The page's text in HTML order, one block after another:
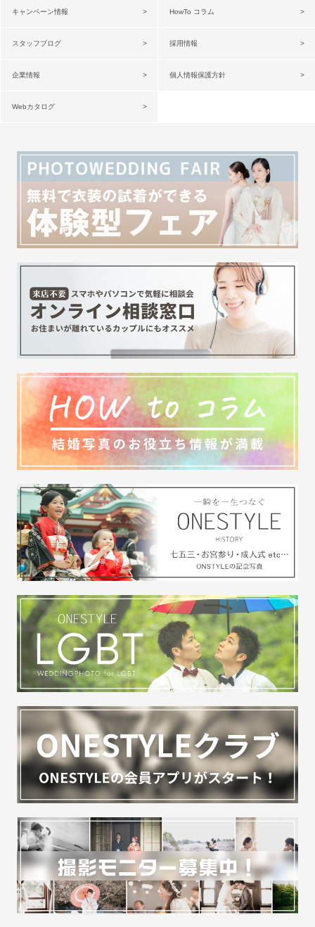
キャンペーン情報 HowTo コラム
スタッフブログ 採用情報
企業情報 個人情報保護方針
Webカタログ